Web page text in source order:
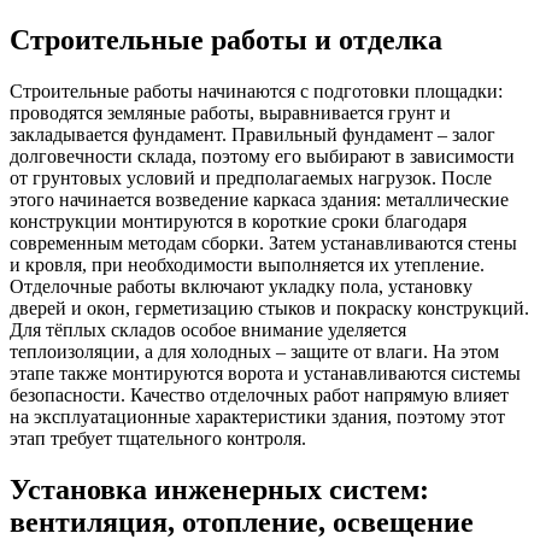
Строительные работы и отделка
Строительные работы начинаются с подготовки площадки:
проводятся земляные работы, выравнивается грунт и
закладывается фундамент. Правильный фундамент – залог
долговечности склада, поэтому его выбирают в зависимости
от грунтовых условий и предполагаемых нагрузок. После
этого начинается возведение каркаса здания: металлические
конструкции монтируются в короткие сроки благодаря
современным методам сборки. Затем устанавливаются стены
и кровля, при необходимости выполняется их утепление.
Отделочные работы включают укладку пола, установку
дверей и окон, герметизацию стыков и покраску конструкций.
Для тёплых складов особое внимание уделяется
теплоизоляции, а для холодных – защите от влаги. На этом
этапе также монтируются ворота и устанавливаются системы
безопасности. Качество отделочных работ напрямую влияет
на эксплуатационные характеристики здания, поэтому этот
этап требует тщательного контроля.
Установка инженерных систем:
вентиляция, отопление, освещение